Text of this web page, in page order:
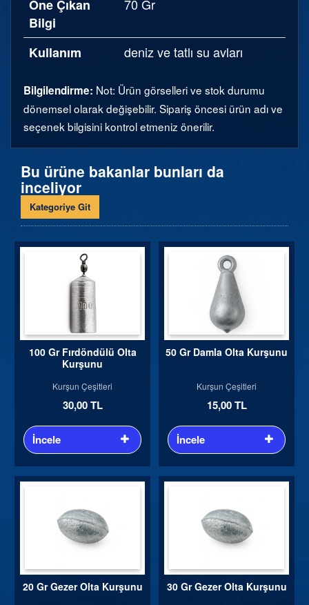
Öne Çıkan
Bilgi
70 Gr
Kullanım deniz ve tatlı su avları
Bilgilendirme: Not: Ürün görselleri ve stok durumu
dönemsel olarak değişebilir. Sipariş öncesi ürün adı ve
seçenek bilgisini kontrol etmeniz önerilir.
Bu ürüne bakanlar bunları da
inceliyor
Kategoriye Git
100 Gr Fırdöndülü Olta
Kurşunu
Kurşun Çeşitleri
30,00 TL
İncele
50 Gr Damla Olta Kurşunu
Kurşun Çeşitleri
15,00 TL
İncele
20 Gr Gezer Olta Kurşunu 30 Gr Gezer Olta Kurşunu